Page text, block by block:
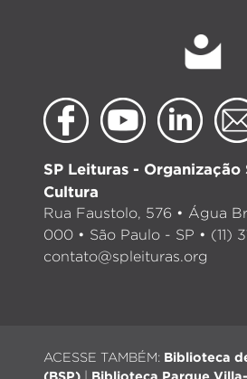
SP Leituras - Organização
Cultura
Rua Faustolo, 576 • Água
000 • São Paulo - SP • (11)
contato@spleituras.org
ACESSE TAMBÉM: Biblioteca
(BSP)
Biblioteca Parque